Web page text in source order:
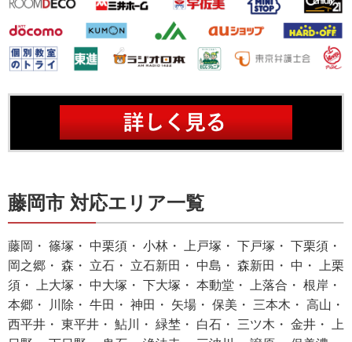
藤岡市 対応エリア一覧
藤岡・ 篠塚・ 中栗須・ 小林・ 上戸塚・ 下戸塚・ 下栗須・
岡之郷・ 森・ 立石・ 立石新田・ 中島・ 森新田・ 中・ 上栗
須・ 上大塚・ 中大塚・ 下大塚・ 本動堂・ 上落合・ 根岸・
本郷・ 川除・ 牛田・ 神田・ 矢場・ 保美・ 三本木・ 高山・
西平井・ 東平井・ 鮎川・ 緑埜・ 白石・ 三ツ木・ 金井・ 上